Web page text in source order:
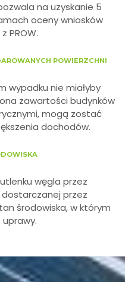
na uzyskanie 5
oceny wniosków
PROW.
POWIERZCHNI
wypadku nie miałyby
zawartości budynków
mogą zostać
dochodów.
węgla przez
przez
środowiska, w którym